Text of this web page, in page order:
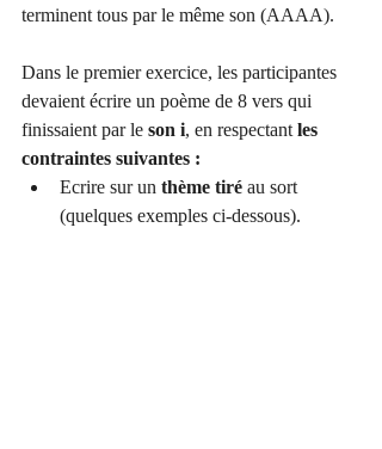
terminent tous par le même son (AAAA).
Dans le premier exercice, les participantes
devaient écrire un poème de 8 vers qui
finissaient par le son i, en respectant les
contraintes suivantes :
Ecrire sur un thème tiré au sort
(quelques exemples ci-dessous).